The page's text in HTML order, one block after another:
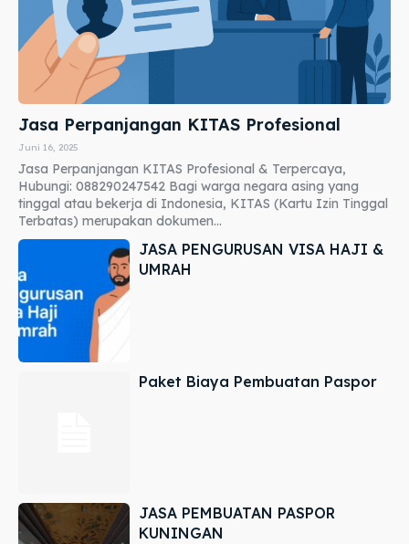
Jasa Perpanjangan KITAS Profesional
Juni 16, 2025
Jasa Perpanjangan KITAS Profesional & Terpercaya,
Hubungi: 088290247542 Bagi warga negara asing yang
tinggal atau bekerja di Indonesia, KITAS (Kartu Izin Tinggal
Terbatas) merupakan dokumen...
JASA PENGURUSAN VISA HAJI &
UMRAH
Paket Biaya Pembuatan Paspor
JASA PEMBUATAN PASPOR
KUNINGAN